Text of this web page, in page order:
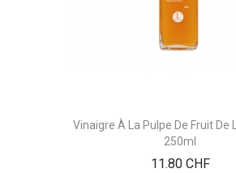
Vinaigre À La Pulpe De Fruit De
250ml
11.80 CHFPrix